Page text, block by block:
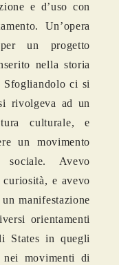
e d’uso con
Un’opera
un progetto
nella storia
Sfogliandolo ci si
rivolgeva ad un
culturale, e
un movimento
sociale. Avevo
e avevo
manifestazione
orientamenti
States in quegli
movimenti di